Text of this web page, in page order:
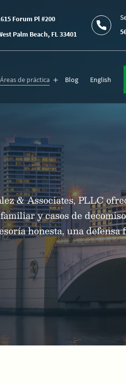
Forum Pl #200
Palm Beach, FL 33401
Áreas de práctica Blog English
& Associates, PLLC
y casos de
honesta, una defensa